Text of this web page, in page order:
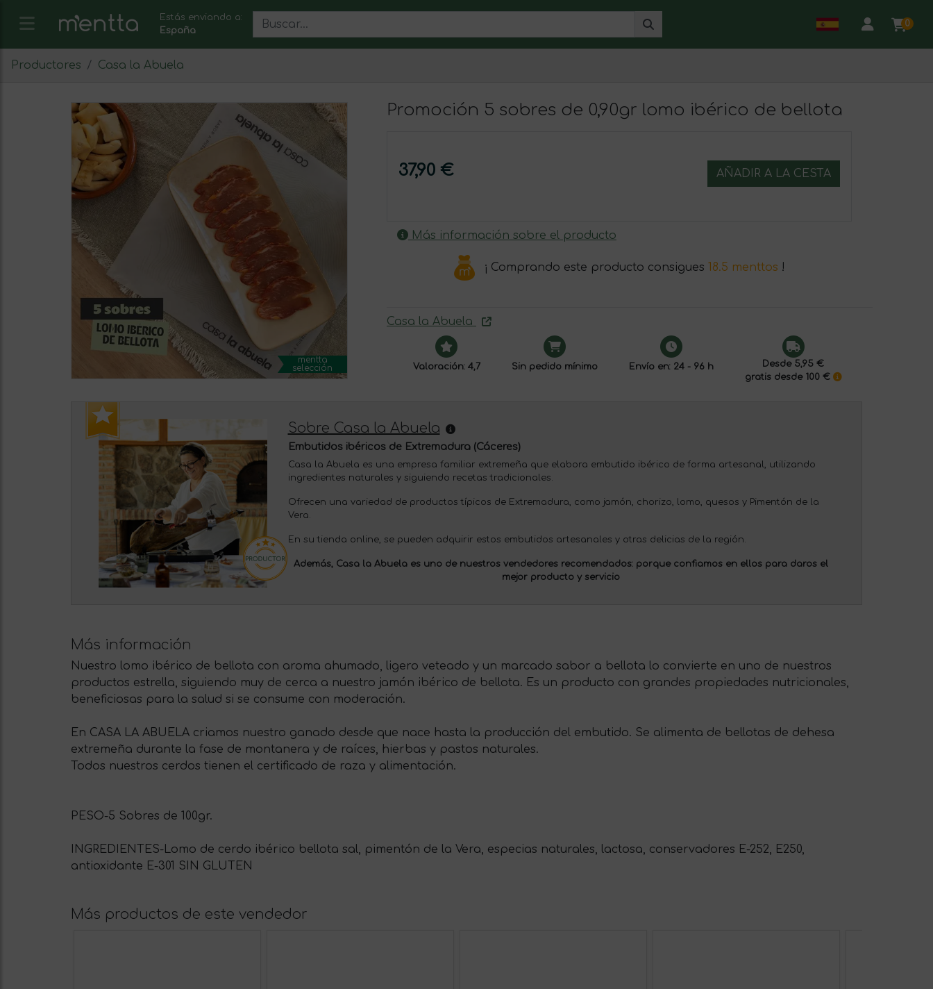
Estás enviando a:
España
0
Productores Casa la Abuela
mentta
selección
Promoción 5 sobres de 0,90gr lomo ibérico de bellota
37,90 € AÑADIR A LA CESTA
Más información sobre el producto
¡ Comprando este producto consigues 18.5 menttos !
Casa la Abuela
Valoración: 4,7 Sin pedido mínimo Envío en: 24 - 96 h
Desde 5,95 €
gratis desde 100 €
Sobre Casa la Abuela
Embutidos ibéricos de Extremadura (Cáceres)
Casa la Abuela es una empresa familiar extremeña que elabora embutido ibérico de forma artesanal, utilizando
ingredientes naturales y siguiendo recetas tradicionales.
Ofrecen una variedad de productos típicos de Extremadura, como jamón, chorizo, lomo, quesos y Pimentón de la
Vera.
En su tienda online, se pueden adquirir estos embutidos artesanales y otras delicias de la región.
Además, Casa la Abuela es uno de nuestrosvendedores recomendados: porque confiamos en ellos para daros el
mejor producto y servicio
Más información
Nuestro lomo ibérico de bellota con aroma ahumado, ligero veteado y un marcado sabor a bellota lo convierte en uno de nuestros
productos estrella, siguiendo muy de cerca a nuestro jamón ibérico de bellota. Es un producto con grandes propiedades nutricionales,
beneficiosas para la salud si se consume con moderación.
En CASA LA ABUELA criamos nuestro ganado desde que nace hasta la producción del embutido. Se alimenta de bellotas de dehesa
extremeña durante la fase de montanera y de raíces, hierbas y pastos naturales.
Todos nuestros cerdos tienen el certificado de raza y alimentación.
PESO-5 Sobres de 100gr.
INGREDIENTES-Lomo de cerdo ibérico bellota sal, pimentón de la Vera, especias naturales, lactosa, conservadores E-252, E250,
antioxidante E-301 SIN GLUTEN
Más productos de este vendedor